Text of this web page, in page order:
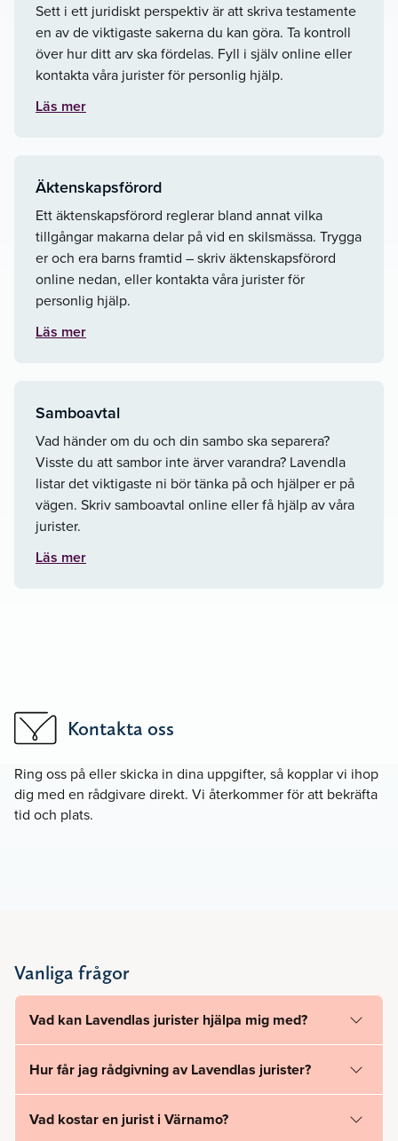
Sett i ett juridiskt perspektiv är att skriva testamente
en av de viktigaste sakerna du kan göra. Ta kontroll
över hur ditt arv ska fördelas. Fyll i själv online eller
kontakta våra jurister för personlig hjälp.
Läs mer
Äktenskapsförord
Ett äktenskapsförord reglerar bland annat vilka
tillgångar makarna delar på vid en skilsmässa. Trygga
er och era barns framtid – skriv äktenskapsförord
online nedan, eller kontakta våra jurister för
personlig hjälp.
Läs mer
Samboavtal
Vad händer om du och din sambo ska separera?
Visste du att sambor inte ärver varandra? Lavendla
listar det viktigaste ni bör tänka på och hjälper er på
vägen. Skriv samboavtal online eller få hjälp av våra
jurister.
Läs mer
Kontakta oss
Ring oss påeller skicka in dina uppgifter, så kopplar vi ihop
dig med en rådgivare direkt. Vi återkommer för att bekräfta
tid och plats.
Vanliga frågor
Vad kan Lavendlas jurister hjälpa mig med?
Hur får jag rådgivning av Lavendlas jurister?
Vad kostar en jurist i Värnamo?